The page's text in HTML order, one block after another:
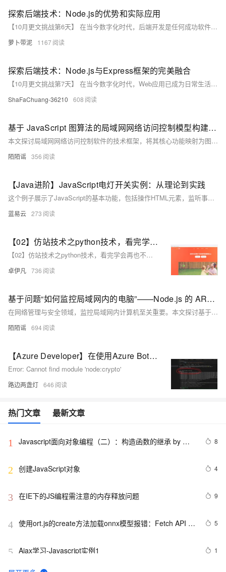
探索后端技术：Node.js的优势和实际应用
【10月更文挑战第6天】 在当今数字化时代，后端开发是任何成功软件应用的关键组成部分。本文将深入探讨一种流行的后端技术——Node.js，通过分析其核心优势和实际应用案例，揭示其在现代软件开发中的重要性和潜力。
萝卜带泥 1167
探索后端技术：Node.js与Express框架的完美融合
【10月更文挑战第7天】 在当今数字化时代，Web应用已成为日常生活不可或缺的一部分。本文将深入探讨后端技术的两大重要角色——Node.js和Express框架，分析它们如何通过其独特的特性和优势，为现代Web开发提供强大支持。我们将从Node.js的非阻塞I/O和事件驱动机制，到Express框架的简洁路由和中间件特性，全面解析它们的工作原理及应用场景。此外，本文还将分享一些实际开发中的小技巧，帮助你更有效地利用这些技术构建高效、可扩展的Web应用。无论你是刚入门的新手，还是经验丰富的开发者，相信这篇文章都能为你带来新的启发和思考。
ShaFaChuang-36210 608
基于 JavaScript 图算法的局域网网络访问控制模型构建及局域网禁止上网软件的技术实现路径研究
本文探讨局域网网络访问控制软件的技术框架，将其核心功能映射为图论模型，通过节点与边表示终端设备及访问关系。以JavaScript实现DFS算法，模拟访问权限判断，优化动态策略更新与多层级访问控制。结合流量监控数据，提升网络安全响应能力，为企业自主研发提供理论支持，推动智能化演进，助力数字化管理。
陌陌谣 356
【Java进阶】JavaScript电灯开关实例：从理论到实践
这个例子展示了JavaScript的基本功能，包括操作HTML元素，监听事件，以及改变元素的样式。通过学习和理解这个例子，你可以了解到JavaScript在网页中的应用，以及如何使用JavaScript来创建交互式的网页。
蓝易云 273
【02】仿站技术之python技术，看完学会再也不用去购买收费工具了-本次找了小影-感觉页面很好看-本次是爬取vue需要用到Puppeteer库用node.js扒一个app下载落地页-包括安卓android下载（简单）-ios苹果plist下载（稍微麻烦一丢丢）-优雅草卓伊凡
【02】仿站技术之python技术，看完学会再也不用去购买收费工具了-本次找了小影-感觉页面很好看-本次是爬取vue需要用到Puppeteer库用node.js扒一个app下载落地页-包括安卓android下载（简单）-ios苹果plist下载（稍微麻烦一丢丢）-优雅草卓伊凡
卓伊凡 736
基于问题“如何监控局域网内的电脑”——Node.js 的 ARP 扫描算法实现局域网内计算机监控的技术探究
在网络管理与安全领域，监控局域网内计算机至关重要。本文探讨基于Node.js的ARP扫描算法，通过获取IP和MAC地址实现有效监控。使用`arp`库安装（`npm install arp`）并编写代码，可定期扫描并对比设备列表，判断设备上线和下线状态。此技术适用于企业网络管理和家庭网络安全防护，未来有望进一步提升效率与准确性。
陌陌谣 694
【Azure Developer】在使用Azure Bot Service JavaScript的实例代码遇见Cannot find module 'node:crypto'
Error: Cannot find module 'node:crypto'
路边两盏灯 646
热门文章 最新文章
1
Javascript面向对象编程（二）：构造函数的继承 by 阮
8
2 创建JavaScript对象 4
3 在IE下的JS编程需注意的内存释放问题 9
4 使用ort.js的create方法加载onnx模型报错：Fetch API
5
5 Ajax学习-Javascript实例1 1